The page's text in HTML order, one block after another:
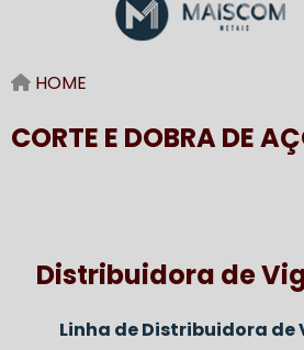
HOME
CORTE E DOBRA DE
Distribuidora de
Linha de Distribuidora de